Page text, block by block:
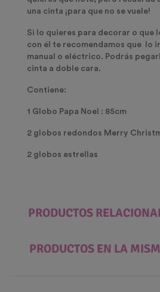
una cinta ¡para que no se vuele!
Si lo quieres para decorar o que
con él te recomendamos que lo
manual o eléctrico. Podrás
cinta a doble cara.
Contiene:
1 Globo Papa Noel : 85cm
2 globos redondos Merry
2 globos estrellas
PRODUCTOS
PRODUCTOS EN LA